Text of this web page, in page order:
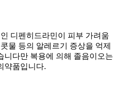
디펜히드라민이 피부 가려움
물 등의 알레르기 증상을 억제
니다만 복용에 의해 졸음이오는
약품입니다.